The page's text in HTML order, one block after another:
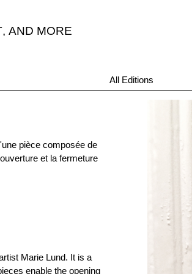
, AND MORE
All Editions
pièce composée de
et la fermeture
Marie Lund. It is a
enable the opening